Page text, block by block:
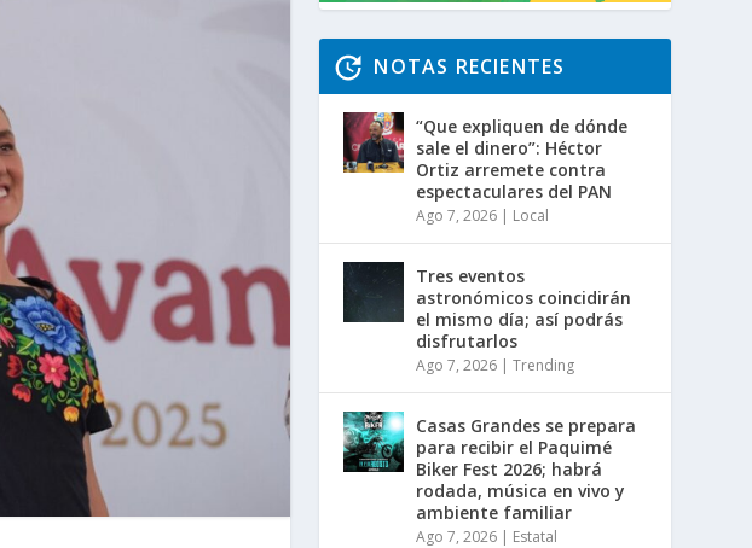
NOTAS RECIENTES
“Que expliquen de dónde
sale el dinero”: Héctor
Ortiz arremete contra
espectaculares del PAN
Ago 7, 2026 | Local
Tres eventos
astronómicos coincidirán
el mismo día; así podrás
disfrutarlos
Ago 7, 2026 |Trending
Casas Grandes se prepara
para recibir el Paquimé
Biker Fest 2026; habrá
rodada, música en vivo y
ambiente familiar
Ago 7, 2026 | Estatal